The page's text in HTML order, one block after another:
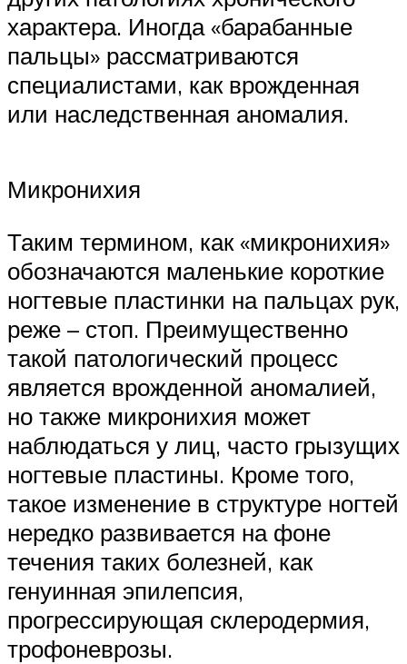
характера. Иногда «барабанные
пальцы» рассматриваются
специалистами, как врожденная
или наследственная аномалия.
Микронихия
Таким термином, как «микронихия»
обозначаются маленькие короткие
ногтевые пластинки на пальцах рук,
реже – стоп. Преимущественно
такой патологический процесс
является врожденной аномалией,
но также микронихия может
наблюдаться у лиц, часто грызущих
ногтевые пластины. Кроме того,
такое изменение в структуре ногтей
нередко развивается на фоне
течения таких болезней, как
генуинная эпилепсия,
прогрессирующая склеродермия,
трофоневрозы.